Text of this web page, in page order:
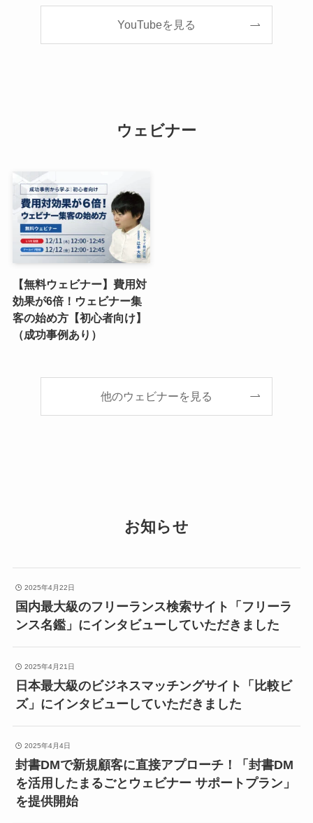
YouTubeを見る
ウェビナー
【無料ウェビナー】費用対
効果が6倍！ウェビナー集
客の始め方【初心者向け】
（成功事例あり）
他のウェビナーを見る
お知らせ
2025年4月22日
国内最大級のフリーランス検索サイト「フリーラ
ンス名鑑」にインタビューしていただきました
2025年4月21日
日本最大級のビジネスマッチングサイト「比較ビ
ズ」にインタビューしていただきました
2025年4月4日
封書DMで新規顧客に直接アプローチ！「封書DM
を活用したまるごとウェビナー サポートプラン」
を提供開始